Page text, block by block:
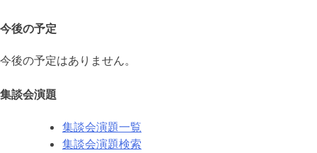
今後の予定
今後の予定はありません。
集談会演題
集談会演題一覧
集談会演題検索